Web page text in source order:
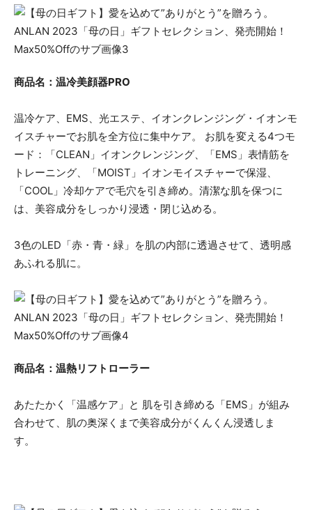
商品名：温冷美顔器PRO
温冷ケア、EMS、光エステ、イオンクレンジング・イオンモ
イスチャーでお肌を全方位に集中ケア。 お肌を変える4つモ
ード：「CLEAN」イオンクレンジング、「EMS」表情筋を
トレーニング、「MOIST」イオンモイスチャーで保湿、
「COOL」冷却ケアで毛穴を引き締め。清潔な肌を保つに
は、美容成分をしっかり浸透・閉じ込める。
3色のLED「赤・青・緑」を肌の内部に透過させて、透明感
あふれる肌に。
商品名：温熱リフトローラー
あたたかく「温感ケア」と 肌を引き締める「EMS」が組み
合わせて、肌の奥深くまで美容成分がくんくん浸透しま
す。